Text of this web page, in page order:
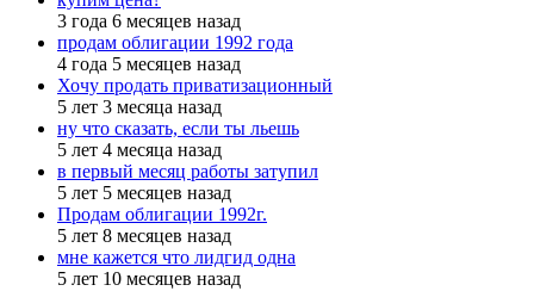
3 года 6 месяцев назад
продам облигации 1992 года
4 года 5 месяцев назад
Хочу продать приватизационный
5 лет 3 месяца назад
ну что сказать, если ты льешь
5 лет 4 месяца назад
в первый месяц работы затупил
5 лет 5 месяцев назад
Продам облигации 1992г.
5 лет 8 месяцев назад
мне кажется что лидгид одна
5 лет 10 месяцев назад